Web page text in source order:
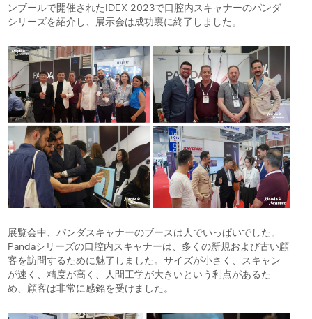
ンブールで開催されたIDEX 2023で口腔内スキャナーのパンダ
シリーズを紹介し、展示会は成功裏に終了しました。
展覧会中、パンダスキャナーのブースは人でいっぱいでした。
Pandaシリーズの口腔内スキャナーは、多くの新規および古い顧
客を訪問するために魅了しました。サイズが小さく、スキャン
が速く、精度が高く、人間工学が大きいという利点があるた
め、顧客は非常に感銘を受けました。